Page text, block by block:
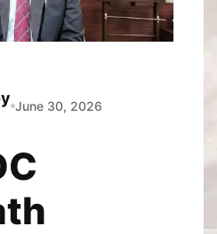
June 30, 2026